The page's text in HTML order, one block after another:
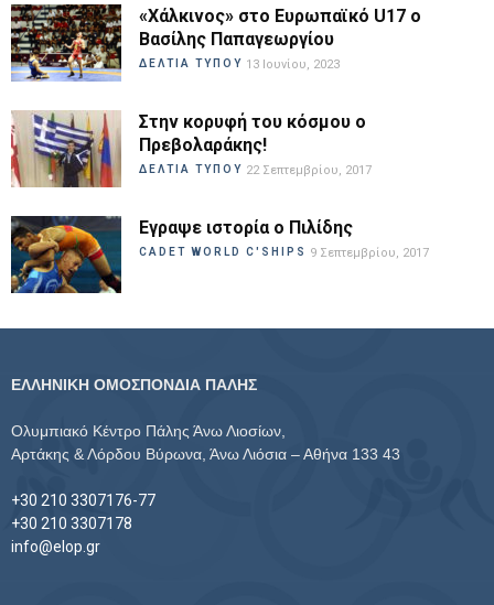
«Χάλκινος» στο Ευρωπαϊκό U17 ο
Βασίλης Παπαγεωργίου
ΔΕΛΤΙΑ ΤΥΠΟΥ 13 Ιουνίου, 2023
Στην κορυφή του κόσμου ο
Πρεβολαράκης!
ΔΕΛΤΙΑ ΤΥΠΟΥ 22 Σεπτεμβρίου, 2017
Εγραψε ιστορία ο Πιλίδης
CADET WORLD C'SHIPS 9 Σεπτεμβρίου, 2017
ΕΛΛΗΝΙΚΗ ΟΜΟΣΠΟΝΔΙΑ ΠΑΛΗΣ
Ολυμπιακό Κέντρο Πάλης Άνω Λιοσίων,
Αρτάκης & Λόρδου Βύρωνα, Άνω Λιόσια – Αθήνα 133 43
+30 210 3307176-77
+30 210 3307178
info@elop.gr